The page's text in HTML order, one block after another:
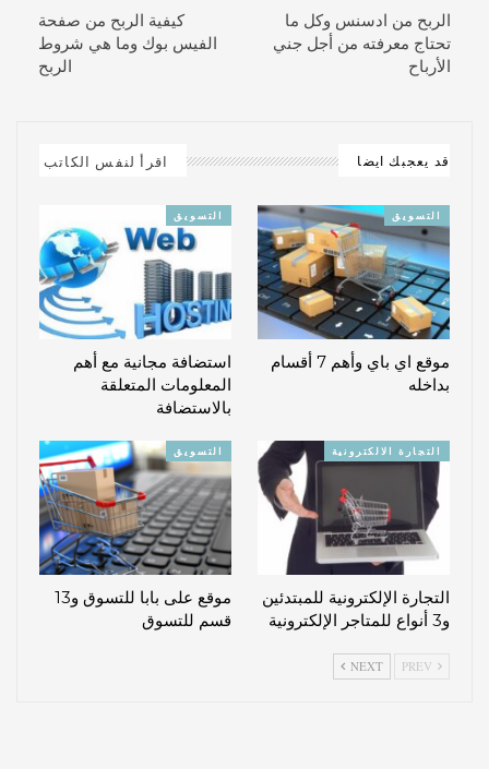
الربح من ادسنس وكل ما
تحتاج معرفته من أجل جني
الأرباح
كيفية الربح من صفحة
الفيس بوك وما هي شروط
الربح
قد يعجبك ايضا اقرأ لنفس الكاتب
التسويق
موقع اي باي وأهم 7 أقسام
بداخله
التسويق
استضافة مجانية مع أهم
المعلومات المتعلقة
بالاستضافة
التجارة الالكترونية
التجارة الإلكترونية للمبتدئين
و3 أنواع للمتاجر الإلكترونية
التسويق
موقع على بابا للتسوق و13
قسم للتسوق
NEXT